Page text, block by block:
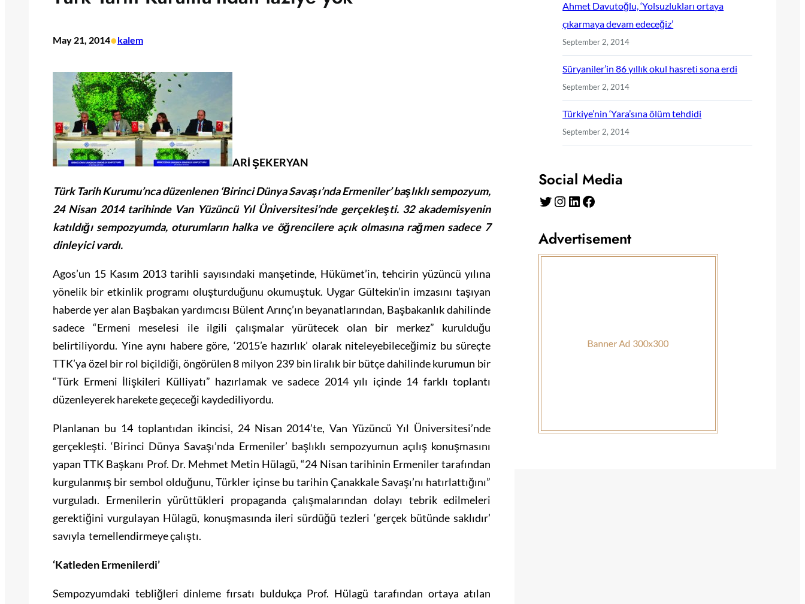
May 21, 2014•kalem
ARİ ŞEKERYAN
Türk Tarih Kurumu’nca düzenlenen ‘Birinci Dünya Savaşı’nda Ermeniler’ başlıklı sempozyum,
24 Nisan 2014 tarihinde Van Yüzüncü Yıl Üniversitesi’nde gerçekleşti. 32 akademisyenin
katıldığı sempozyumda, oturumların halka ve öğrencilere açık olmasına rağmen sadece 7
dinleyici vardı.
Agos’un 15 Kasım 2013 tarihli sayısındaki manşetinde, Hükümet’in, tehcirin yüzüncü yılına
yönelik bir etkinlik programı oluşturduğunu okumuştuk. Uygar Gültekin’in imzasını taşıyan
haberde yer alan Başbakan yardımcısı Bülent Arınç’ın beyanatlarından, Başbakanlık dahilinde
sadece “Ermeni meselesi ile ilgili çalışmalar yürütecek olan bir merkez” kurulduğu
belirtiliyordu. Yine aynı habere göre, ‘2015’e hazırlık’ olarak niteleyebileceğimiz bu süreçte
TTK’ya özel bir rol biçildiği, öngörülen 8 milyon 239 bin liralık bir bütçe dahilinde kurumun bir
“Türk Ermeni İlişkileri Külliyatı” hazırlamak ve sadece 2014 yılı içinde 14 farklı toplantı
düzenleyerek harekete geçeceği kaydediliyordu.
Planlanan bu 14 toplantıdan ikincisi, 24 Nisan 2014’te, Van Yüzüncü Yıl Üniversitesi’nde
gerçekleşti. ‘Birinci Dünya Savaşı’nda Ermeniler’ başlıklı sempozyumun açılış konuşmasını
yapan TTK Başkanı Prof. Dr. Mehmet Metin Hülagü, “24 Nisan tarihinin Ermeniler tarafından
kurgulanmış bir sembol olduğunu, Türkler içinse bu tarihin Çanakkale Savaşı’nı hatırlattığını”
vurguladı. Ermenilerin yürüttükleri propaganda çalışmalarından dolayı tebrik edilmeleri
gerektiğini vurgulayan Hülagü, konuşmasında ileri sürdüğü tezleri ‘gerçek bütünde saklıdır’
savıyla temellendirmeye çalıştı.
‘Katleden Ermenilerdi’
Sempozyumdaki tebliğleri dinleme fırsatı buldukça Prof. Hülagü tarafından ortaya atılan
Ahmet Davutoğlu, ‘Yolsuzlukları ortaya
çıkarmaya devam edeceğiz’
September 2, 2014
Süryaniler’in 86 yıllık okul hasreti sona erdi
September 2, 2014
Türkiye’nin ‘Yara’sına ölüm tehdidi
September 2, 2014
Social Media
Twitter Instagram LinkedIn Facebook
Advertisement